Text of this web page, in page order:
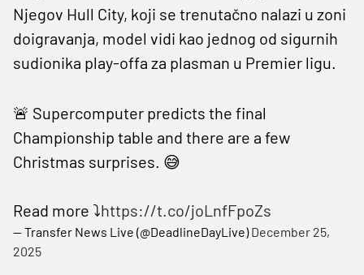
Njegov Hull City, koji se trenutačno nalazi u zoni
doigravanja, model vidi kao jednog od sigurnih
sudionika play-offa za plasman u Premier ligu.
🚨 Supercomputer predicts the final
Championship table and there are a few
Christmas surprises. 😅
Read more ⤵️https://t.co/joLnfFpoZs
— Transfer News Live (@DeadlineDayLive)December 25,
2025